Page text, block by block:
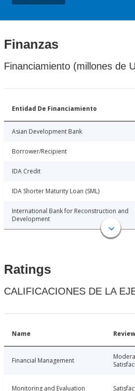
Finanzas
Financiamiento (millones de
Entidad De Financiamiento
Asian Development Bank
Borrower/Recipient
IDA Credit
IDA Shorter Maturity Loan (SML)
International Bank for Reconstruction and
Development
Ratings
CALIFICACIONES DE LA
Name Review
Financial Management
Monitoring and Evaluation